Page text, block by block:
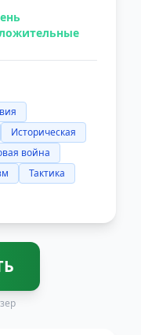
Историческая
война
Тактика